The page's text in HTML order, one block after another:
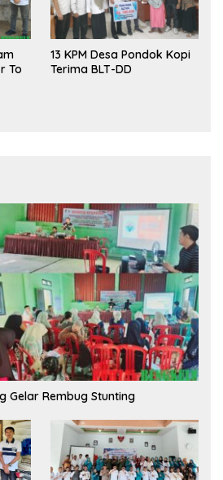
To
13 KPM Desa Pondok Kopi
Terima BLT-DD
Gelar Rembug Stunting